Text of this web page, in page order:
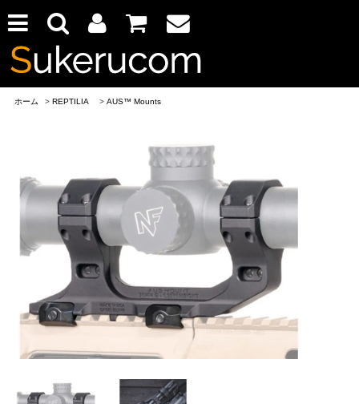
ホーム >REPTILIA >AUS™ Mounts